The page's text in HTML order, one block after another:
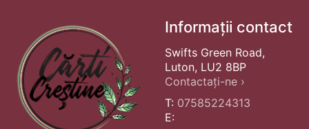
Informații contact
Swifts Green Road,
Luton, LU2 8BP
Contactați-ne ›
T: 07585224313
E: